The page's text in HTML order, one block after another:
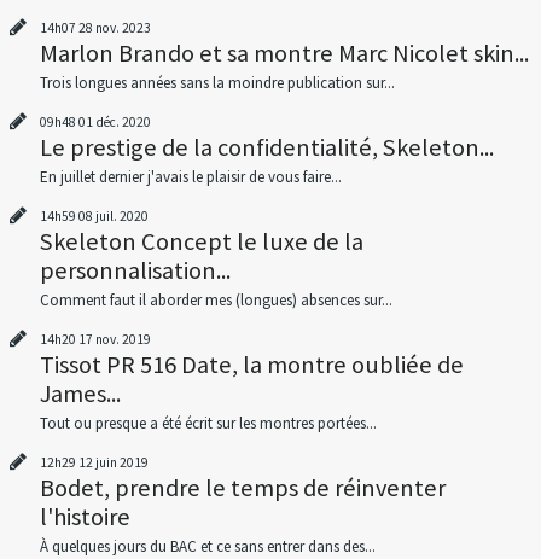
14h07 28 nov. 2023
Marlon Brando et sa montre Marc Nicolet skin...
Trois longues années sans la moindre publication sur...
09h48 01 déc. 2020
Le prestige de la confidentialité, Skeleton...
En juillet dernier j'avais le plaisir de vous faire...
14h59 08 juil. 2020
Skeleton Concept le luxe de la
personnalisation...
Comment faut il aborder mes (longues) absences sur...
14h20 17 nov. 2019
Tissot PR 516 Date, la montre oubliée de
James...
Tout ou presque a été écrit sur les montres portées...
12h29 12 juin 2019
Bodet, prendre le temps de réinventer
l'histoire
À quelques jours du BAC et ce sans entrer dans des...